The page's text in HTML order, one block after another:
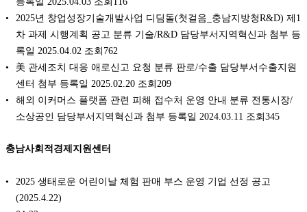
2025년 창업성장기술개발사업 디딤돌(첫걸음_충남지방청R&D) 제1
차 과제 시행계획 공고 분류 기술/R&D 담당부서지역혁신과 첨부 등
록일 2025.04.02 조회762
美 관세조치 대응 애로신고 요청 분류 판로/수출 담당부서수출지원
센터 첨부 등록일 2025.02.20 조회209
해외 이커머스 플랫폼 관련 피해 접수처 운영 안내 분류 전통시장/
소상공인 담당부서지역혁신과 첨부 등록일 2024.03.11 조회345
충남사회적경제지원센터
2025 생태로운 어린이날 체험 판매 부스 운영 기업 선정 공고
(2025.4.22)